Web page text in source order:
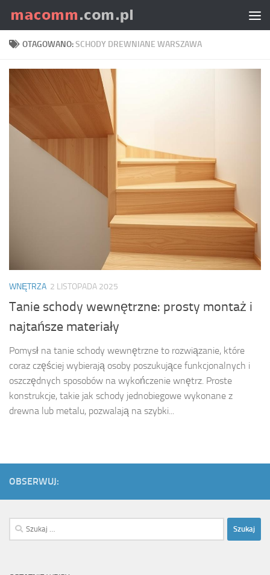
Skip to content
OTAGOWANO:SCHODY DREWNIANE WARSZAWA
WNĘTRZA 2 LISTOPADA 2025
Tanie schody wewnętrzne: prosty montaż i
najtańsze materiały
Pomysł na tanie schody wewnętrzne to rozwiązanie, które
coraz częściej wybierają osoby poszukujące funkcjonalnych i
oszczędnych sposobów na wykończenie wnętrz. Proste
konstrukcje, takie jak schody jednobiegowe wykonane z
drewna lub metalu, pozwalają na szybki...
OBSERWUJ:
Szukaj: